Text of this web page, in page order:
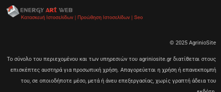
© 2025 AgrinioSite
Το σύνολο του περιεχομένου και των υπηρεσιών του agriniosite.gr διατίθεται στους
επισκέπτες αυστηρά για προσωπική χρήση. Απαγορεύεται η χρήση ή επανεκπομπή
του, σε οποιοδήποτε μέσο, μετά ή άνευ επεξεργασίας, χωρίς γραπτή άδεια του